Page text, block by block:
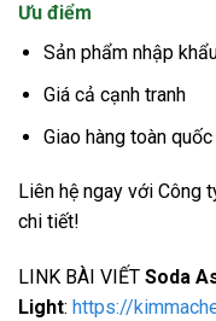
Ưu điểm
Sản phẩm nhập
Giá cả cạnh tranh
Giao hàng toàn quốc
Liên hệ ngay với Công
chi tiết!
LINK BÀI VIẾT Soda
Light: https://